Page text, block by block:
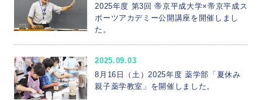
2025年度 第3回 帝京平成大学×帝京平成ス
ポーツアカデミー公開講座を開催しまし
た。
2025.09.03
8月16日（土）2025年度 薬学部「夏休み
親子薬学教室」を開催しました。